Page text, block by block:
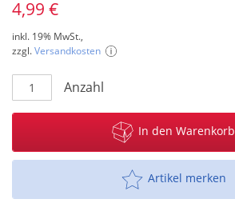
4,99 €
inkl. 19% MwSt.,
zzgl.Versandkosten
Anzahl
In den Warenkorb
Artikel merken